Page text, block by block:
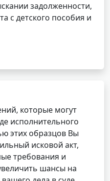
задолженности,
с детского пособия и
которые могут
исполнительного
этих образцов Вы
исковой акт,
требования и
шансы на